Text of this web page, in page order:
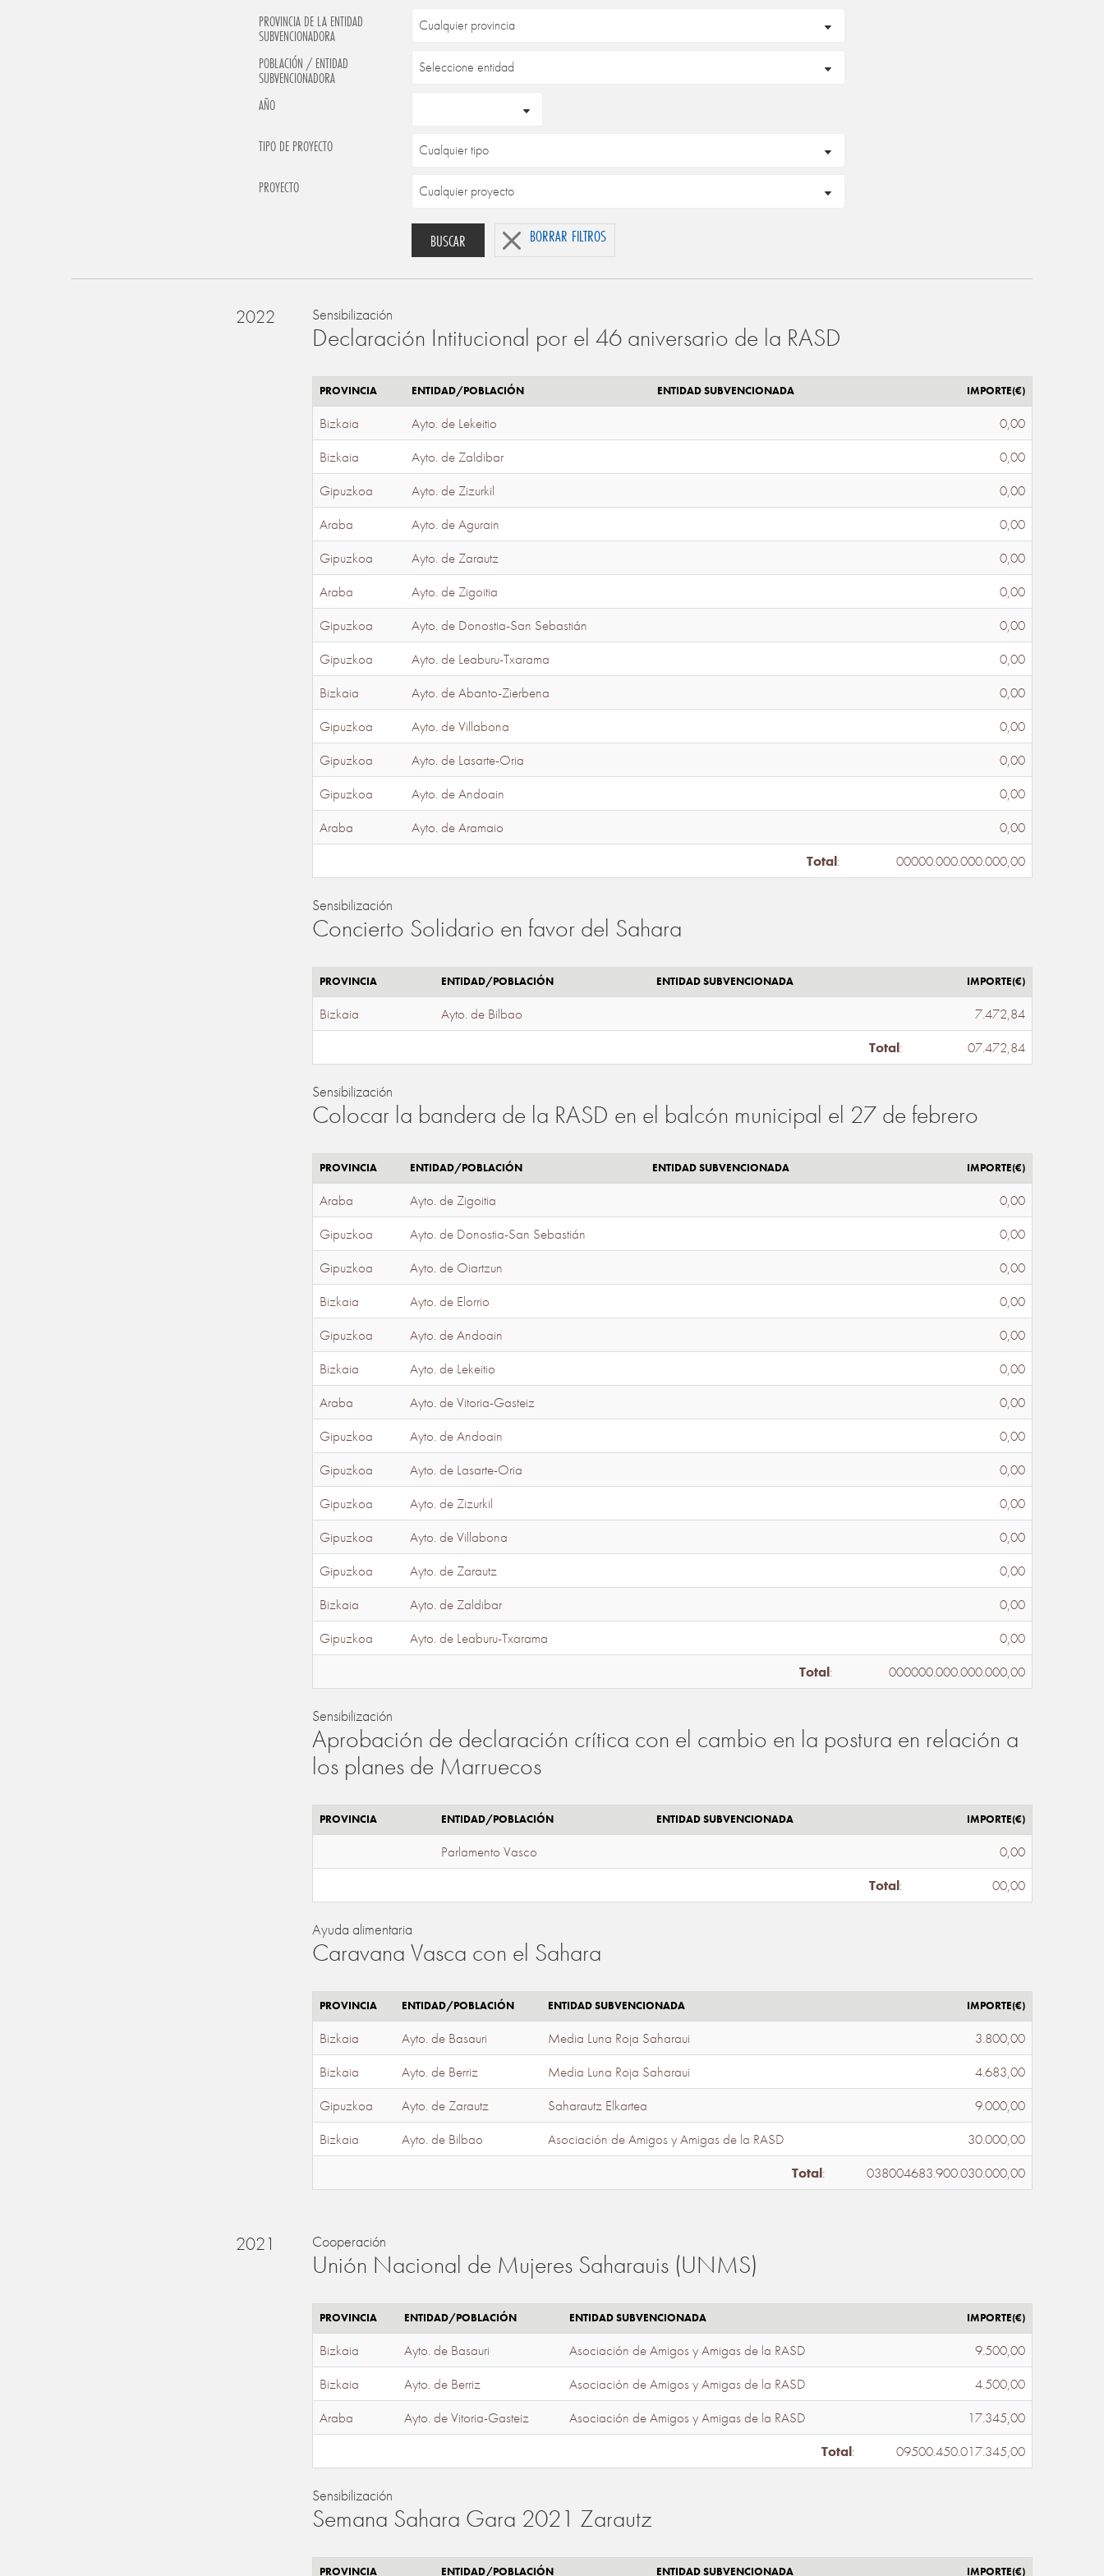
PROVINCIA DE LA ENTIDAD
SUBVENCIONADORA
POBLACIÓN / ENTIDAD
SUBVENCIONADORA
AÑO
TIPO DE PROYECTO
PROYECTO
BUSCAR BORRAR FILTROS
2022 Sensibilización
Declaración Intitucional por el 46 aniversario de la RASD
PROVINCIA ENTIDAD/POBLACIÓN ENTIDAD SUBVENCIONADA IMPORTE(€)
Bizkaia Ayto. de Lekeitio
0,00
Bizkaia
Ayto. de Zaldibar
0,00
Gipuzkoa
Ayto. de Zizurkil
0,00
Araba
Ayto. de Agurain
0,00
Gipuzkoa
Ayto. de Zarautz
0,00
Araba
Ayto. de Zigoitia
0,00
Gipuzkoa
Ayto. de Donostia-San Sebastián
0,00
Gipuzkoa
Ayto. de Leaburu-Txarama
0,00
Bizkaia
Ayto. de Abanto-Zierbena
0,00
Gipuzkoa
Ayto. de Villabona
0,00
Gipuzkoa
Ayto. de Lasarte-Oria
0,00
Gipuzkoa
Ayto. de Andoain
0,00
Araba
Ayto. de Aramaio
0,00
Total: 00000.000.000.000,00
Sensibilización
Concierto Solidario en favor del Sahara
PROVINCIA ENTIDAD/POBLACIÓN ENTIDAD SUBVENCIONADA IMPORTE(€)
Bizkaia Ayto. de Bilbao
7.472,84
Total: 07.472,84
Sensibilización
Colocar la bandera de la RASD en el balcón municipal el 27 de febrero
PROVINCIA ENTIDAD/POBLACIÓN ENTIDAD SUBVENCIONADA IMPORTE(€)
Araba Ayto. de Zigoitia
0,00
Gipuzkoa
Ayto. de Donostia-San Sebastián
0,00
Gipuzkoa
Ayto. de Oiartzun
0,00
Bizkaia
Ayto. de Elorrio
0,00
Gipuzkoa
Ayto. de Andoain
0,00
Bizkaia
Ayto. de Lekeitio
0,00
Araba
Ayto. de Vitoria-Gasteiz
0,00
Gipuzkoa
Ayto. de Andoain
0,00
Gipuzkoa
Ayto. de Lasarte-Oria
0,00
Gipuzkoa
Ayto. de Zizurkil
0,00
Gipuzkoa
Ayto. de Villabona
0,00
Gipuzkoa
Ayto. de Zarautz
0,00
Bizkaia
Ayto. de Zaldibar
0,00
Gipuzkoa
Ayto. de Leaburu-Txarama
0,00
Total: 000000.000.000.000,00
Sensibilización
Aprobación de declaración crítica con el cambio en la postura en relación a
los planes de Marruecos
PROVINCIA ENTIDAD/POBLACIÓN ENTIDAD SUBVENCIONADA IMPORTE(€)
Parlamento Vasco
0,00
Total: 00,00
Ayuda alimentaria
Caravana Vasca con el Sahara
PROVINCIA ENTIDAD/POBLACIÓN ENTIDAD SUBVENCIONADA IMPORTE(€)
Bizkaia Ayto. de Basauri Media Luna Roja Saharaui
3.800,00
Bizkaia
Ayto. de Berriz Media Luna Roja Saharaui
4.683,00
Gipuzkoa
Ayto. de Zarautz Saharautz Elkartea
9.000,00
Bizkaia
Ayto. de Bilbao Asociación de Amigos y Amigas de la RASD
30.000,00
Total: 038004683.900.030.000,00
2021 Cooperación
Unión Nacional de Mujeres Saharauis (UNMS)
PROVINCIA ENTIDAD/POBLACIÓN ENTIDAD SUBVENCIONADA IMPORTE(€)
Bizkaia Ayto. de Basauri Asociación de Amigos y Amigas de la RASD
9.500,00
Bizkaia
Ayto. de Berriz Asociación de Amigos y Amigas de la RASD
4.500,00
Araba
Ayto. de Vitoria-Gasteiz Asociación de Amigos y Amigas de la RASD
17.345,00
Total: 09500.450.017.345,00
Sensibilización
Semana Sahara Gara 2021 Zarautz
PROVINCIA ENTIDAD/POBLACIÓN ENTIDAD SUBVENCIONADA IMPORTE(€)